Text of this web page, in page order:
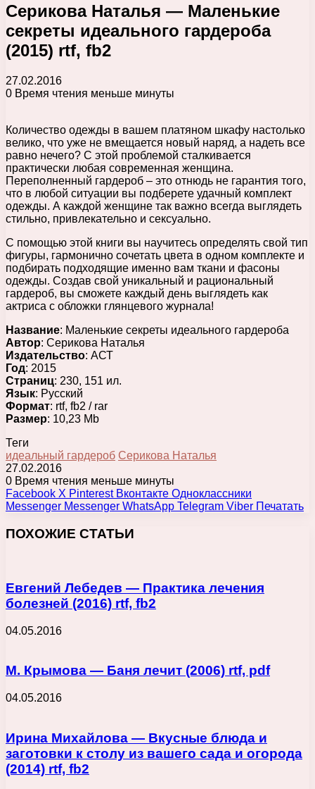
Серикова Наталья — Маленькие
секреты идеального гардероба
(2015) rtf, fb2
27.02.2016
0 Время чтения меньше минуты
Количество одежды в вашем платяном шкафу настолько
велико, что уже не вмещается новый наряд, а надеть все
равно нечего? С этой проблемой сталкивается
практически любая современная женщина.
Переполненный гардероб – это отнюдь не гарантия того,
что в любой ситуации вы подберете удачный комплект
одежды. А каждой женщине так важно всегда выглядеть
стильно, привлекательно и сексуально.
С помощью этой книги вы научитесь определять свой тип
фигуры, гармонично сочетать цвета в одном комплекте и
подбирать подходящие именно вам ткани и фасоны
одежды. Создав свой уникальный и рациональный
гардероб, вы сможете каждый день выглядеть как
актриса с обложки глянцевого журнала!
Название: Маленькие секреты идеального гардероба
Автор: Серикова Наталья
Издательство: АСТ
Год: 2015
Страниц: 230, 151 ил.
Язык: Русский
Формат: rtf, fb2 / rar
Размер: 10,23 Mb
Теги
идеальный гардероб Серикова Наталья
27.02.2016
0 Время чтения меньше минуты
Facebook X Pinterest Вконтакте Одноклассники
Messenger Messenger WhatsApp Telegram Viber Печатать
ПОХОЖИЕ СТАТЬИ
Евгений Лебедев — Практика лечения
болезней (2016) rtf, fb2
04.05.2016
М. Крымова — Баня лечит (2006) rtf, pdf
04.05.2016
Ирина Михайлова — Вкусные блюда и
заготовки к столу из вашего сада и огорода
(2014) rtf, fb2